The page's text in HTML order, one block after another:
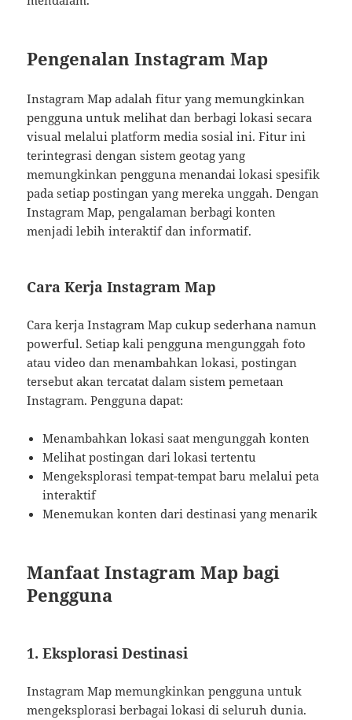
Pengenalan Instagram Map
Instagram Map adalah fitur yang memungkinkan
pengguna untuk melihat dan berbagi lokasi secara
visual melalui platform media sosial ini. Fitur ini
terintegrasi dengan sistem geotag yang
memungkinkan pengguna menandai lokasi spesifik
pada setiap postingan yang mereka unggah. Dengan
Instagram Map, pengalaman berbagi konten
menjadi lebih interaktif dan informatif.
Cara Kerja Instagram Map
Cara kerja Instagram Map cukup sederhana namun
powerful. Setiap kali pengguna mengunggah foto
atau video dan menambahkan lokasi, postingan
tersebut akan tercatat dalam sistem pemetaan
Instagram. Pengguna dapat:
Menambahkan lokasi saat mengunggah konten
Melihat postingan dari lokasi tertentu
Mengeksplorasi tempat-tempat baru melalui peta
interaktif
Menemukan konten dari destinasi yang menarik
Manfaat Instagram Map bagi
Pengguna
1. Eksplorasi Destinasi
Instagram Map memungkinkan pengguna untuk
mengeksplorasi berbagai lokasi di seluruh dunia.